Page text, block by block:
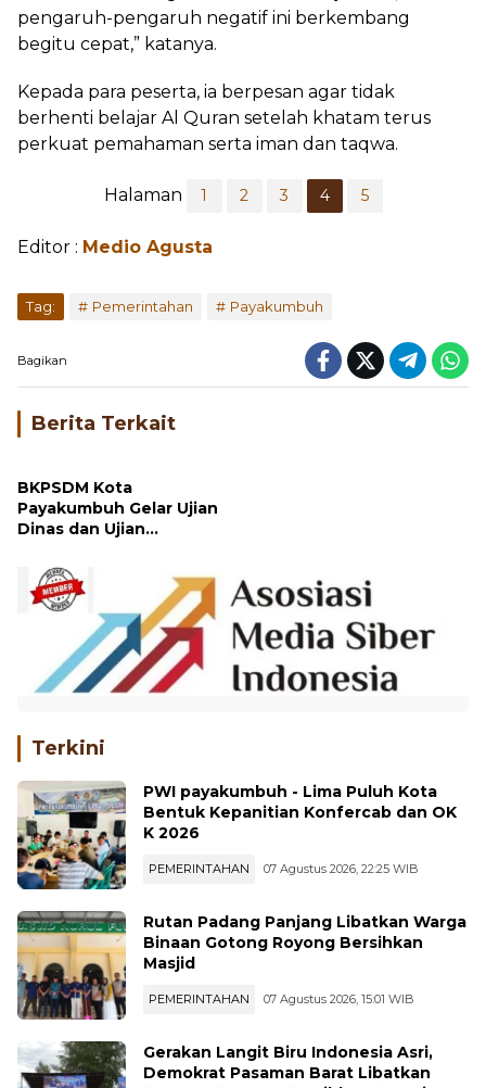
pengaruh-pengaruh negatif ini berkembang
begitu cepat,” katanya.
Kepada para peserta, ia berpesan agar tidak
berhenti belajar Al Quran setelah khatam terus
perkuat pemahaman serta iman dan taqwa.
Halaman 1 2 3 4 5
Editor : Medio Agusta
Tag: Payakumbuh
Bagikan
BKPSDM Kota
Dinas dan Ujian
Penyesuaian Kenaikan
Pangkat Bagi ASN
Terkini
PWI payakumbuh - Lima Puluh Kota
Bentuk Kepanitian Konfercab dan OK
PEMERINTAHAN 07 Agustus 2026, 22:25 WIB
Rutan Padang Panjang Libatkan Warga
Binaan Gotong Royong Bersihkan
PEMERINTAHAN 07 Agustus 2026, 15:01 WIB